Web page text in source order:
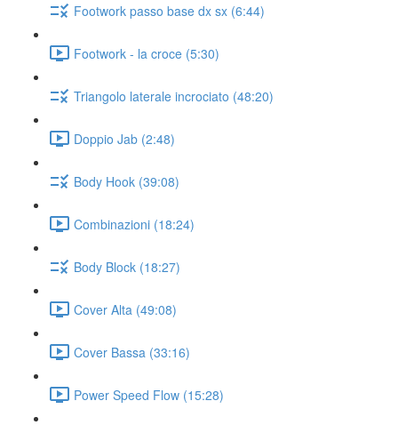
Footwork passo base dx sx (6:44)
Footwork - la croce (5:30)
Triangolo laterale incrociato (48:20)
Doppio Jab (2:48)
Body Hook (39:08)
Combinazioni (18:24)
Body Block (18:27)
Cover Alta (49:08)
Cover Bassa (33:16)
Power Speed Flow (15:28)